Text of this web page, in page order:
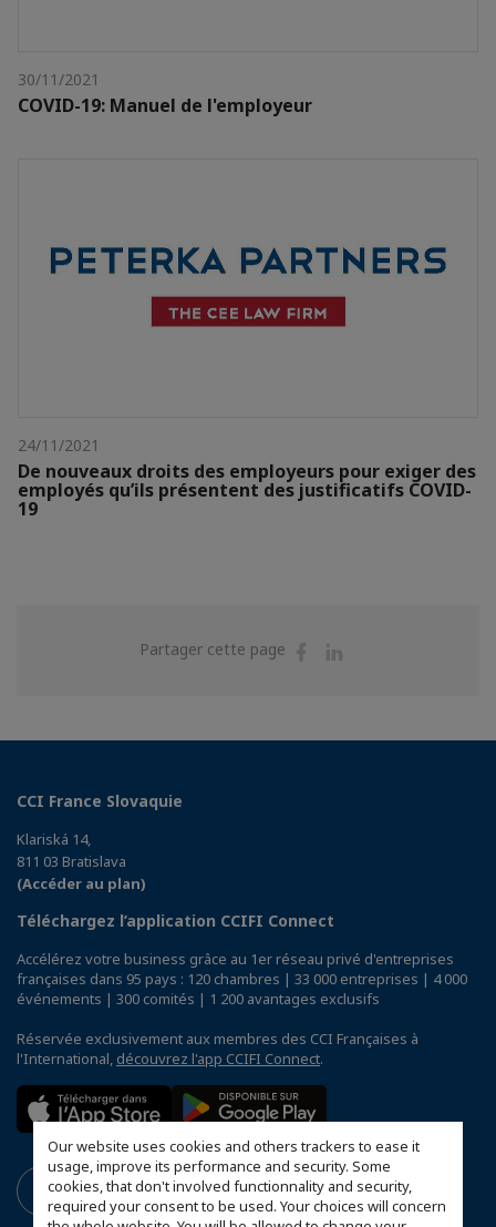
Our website uses cookies and others trackers to ease it
usage, improve its performance and security. Some
cookies, that don't involved functionnality and security,
required your consent to be used. Your choices will concern
30/11/2021
COVID-19: Manuel de l'employeur
24/11/2021
De nouveaux droits des employeurs pour exiger des
employés qu’ils présentent des justificatifs COVID-
19
Partager cette page
Partager
CCI France Slovaquie
Klariská 14,
811 03 Bratislava
(Accéder au plan)
Téléchargez l’application CCIFI Connect
Accélérez votre business grâce au 1er réseau privé d'entreprises
françaises dans 95 pays : 120 chambres | 33 000 entreprises | 4 000
événements | 300 comités | 1 200 avantages exclusifs
Réservée exclusivement aux membres des CCI Françaises à
l'International, découvrez l'app CCIFI Connect.